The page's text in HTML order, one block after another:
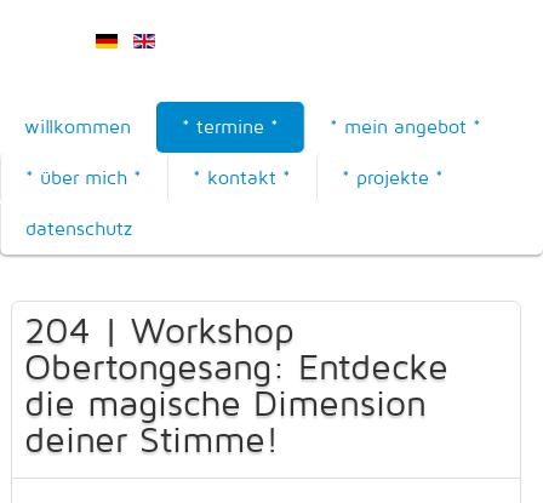
willkommen * termine * * mein angebot *
* über mich * * kontakt * * projekte *
datenschutz
204 | Workshop
Obertongesang: Entdecke
die magische Dimension
deiner Stimme!